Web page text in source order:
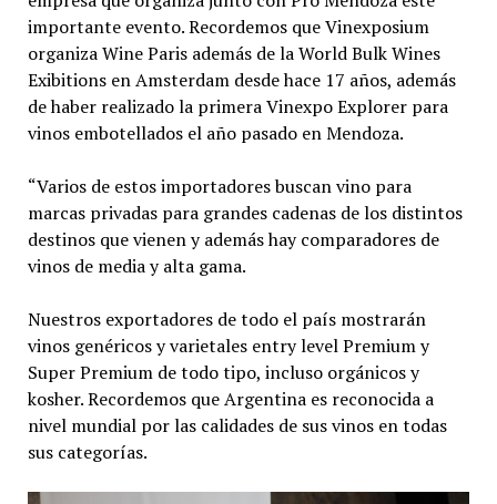
importante evento. Recordemos que Vinexposium
organiza Wine Paris además de la World Bulk Wines
Exibitions en Amsterdam desde hace 17 años, además
de haber realizado la primera Vinexpo Explorer para
vinos embotellados el año pasado en Mendoza.
“Varios de estos importadores buscan vino para
marcas privadas para grandes cadenas de los distintos
destinos que vienen y además hay comparadores de
vinos de media y alta gama.
Nuestros exportadores de todo el país mostrarán
vinos genéricos y varietales entry level Premium y
Super Premium de todo tipo, incluso orgánicos y
kosher. Recordemos que Argentina es reconocida a
nivel mundial por las calidades de sus vinos en todas
sus categorías.